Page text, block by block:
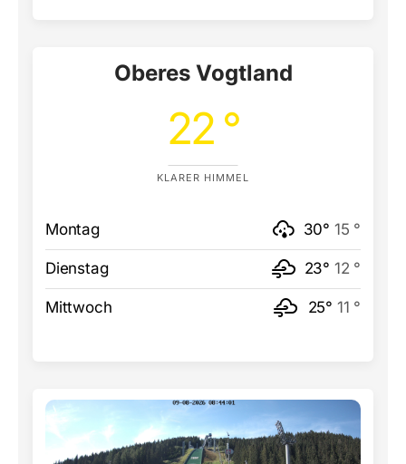
Oberes Vogtland
22 °
KLARER HIMMEL
Montag 30° 15 °
Dienstag 23° 12 °
Mittwoch 25° 11 °